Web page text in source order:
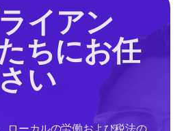
イアン
ちにお任
い
ローカルの労働および税法の